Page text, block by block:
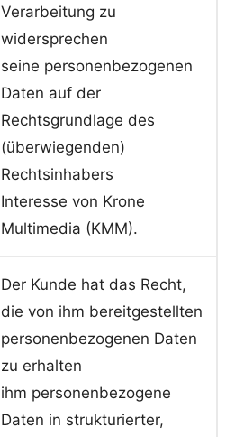
Verarbeitung zu
widersprechen
seine personenbezogenen
Daten auf der
Rechtsgrundlage des
(überwiegenden)
Rechtsinhabers
Interesse von Krone
Multimedia (KMM).
Der Kunde hat das Recht,
die von ihm bereitgestellten
personenbezogenen Daten
zu erhalten
ihm personenbezogene
Daten in strukturierter,